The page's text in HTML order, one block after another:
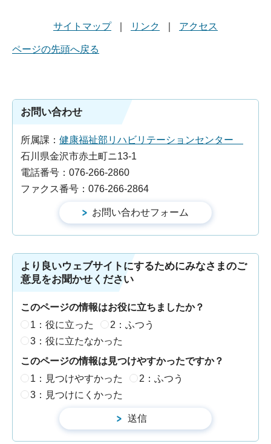
サイトマップ｜ リンク アクセス
ページの先頭へ戻る
お問い合わせ
所属課： 健康福祉部リハビリテーションセンター
石川県金沢市赤土町ニ13-1
電話番号：076-266-2860
ファクス番号：076-266-2864
より良いウェブサイトにするためにみなさまのご
意見をお聞かせください
このページの情報はお役に立ちましたか？
1：役に立った
2：ふつう
3：役に立たなかった
このページの情報は見つけやすかったですか？
1：見つけやすかった
2：ふつう
3：見つけにくかった